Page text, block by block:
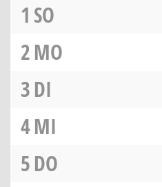
1 SO
2MO
3DI
4MI
5DO